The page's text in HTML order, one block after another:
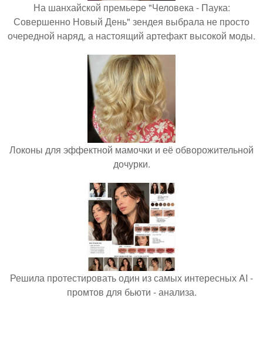
На шанхайской премьере "Человека - Паука:
Совершенно Новый День" зендея выбрала не просто
очередной наряд, а настоящий артефакт высокой моды.
Локоны для эффектной мамочки и её обворожительной
дочурки.
Решила протестировать один из самых интересных AI -
промтов для бьюти - анализа.